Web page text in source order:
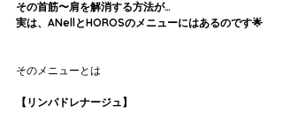
その首筋〜肩を解消する方法が…
実は、ANellとHOROSのメニューにはあるのです🌟
そのメニューとは
【リンパドレナージュ】